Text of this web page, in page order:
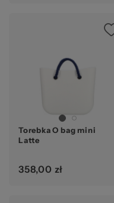
Torebka O bag mini
Latte
358,00 zł